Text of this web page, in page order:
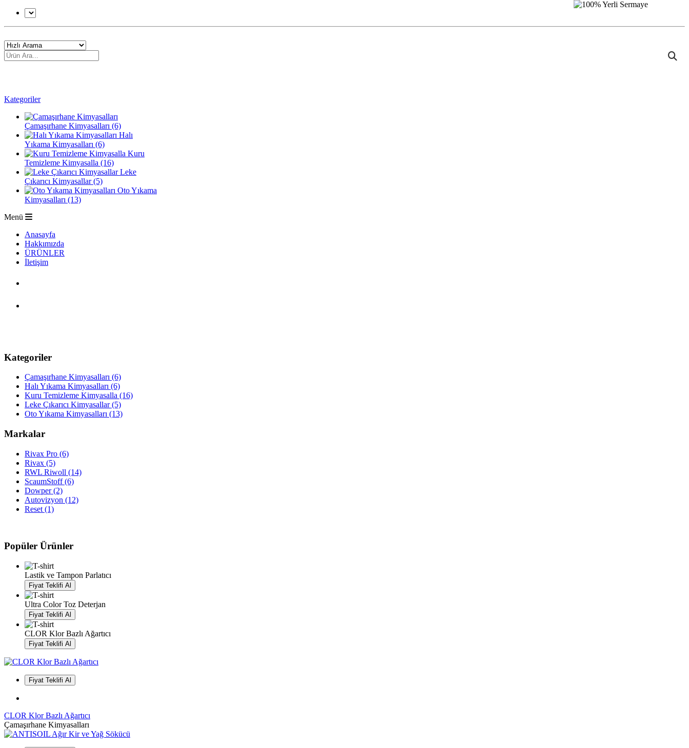
Kategoriler
Çamaşırhane Kimyasalları (6)
Halı
Yıkama Kimyasalları (6)
Kuru
Temizleme Kimyasalla (16)
Leke
Çıkarıcı Kimyasallar (5)
Oto Yıkama
Kimyasalları (13)
Menü
Anasayfa
Hakkımızda
ÜRÜNLER
İletişim
Kategoriler
Çamaşırhane Kimyasalları (6)
Halı Yıkama Kimyasalları (6)
Kuru Temizleme Kimyasalla (16)
Leke Çıkarıcı Kimyasallar(5)
Oto Yıkama Kimyasalları (13)
Markalar
Rivax Pro (6)
Rivax (5)
RWL Riwoll (14)
ScaumStoff(6)
Dowper(2)
Autovizyon (12)
Reset (1)
Popüler Ürünler
Lastik ve Tampon Parlatıcı
Fiyat Teklifi Al
Ultra Color Toz Deterjan
Fiyat Teklifi Al
CLOR Klor Bazlı Ağartıcı
Fiyat Teklifi Al
Fiyat Teklifi Al
CLOR Klor Bazlı Ağartıcı
Çamaşırhane Kimyasalları